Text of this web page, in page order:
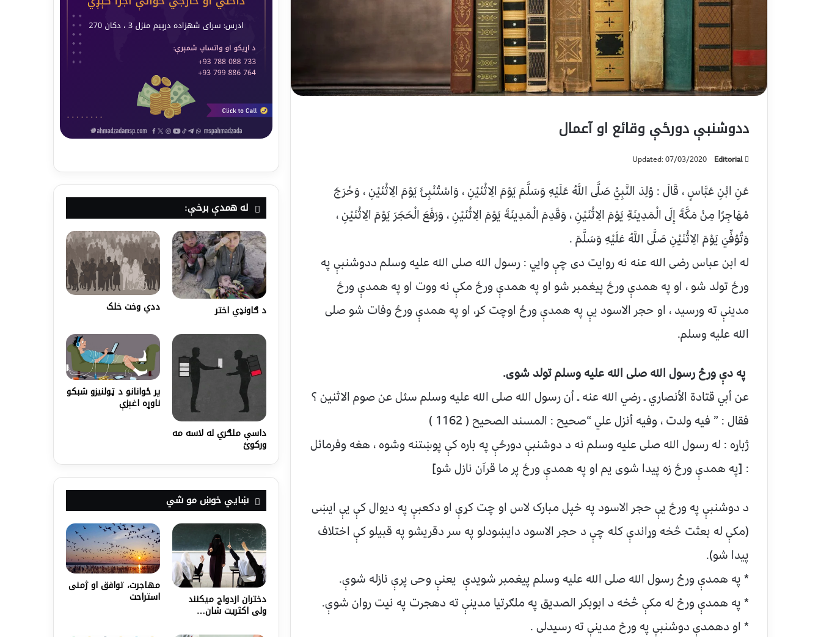
ددوشنبې دورځې وقائع او آعمال
Editorial
Updated: 07/03/2020
عَنِ ابْنِ عَبَّاسٍ ، قَالَ : وُلِدَ النَّبِيُّ صَلَّى اللَّهُ عَلَيْهِ وَسَلَّمَ يَوْمَ الِاثْنَيْنِ ، وَاسْتُنْبِئَ يَوْمَ الِاثْنَيْنِ ، وَخَرَجَ
مُهَاجِرًا مِنْ مَكَّةَ إِلَى الْمَدِينَةِ يَوْمَ الِاثْنَيْنِ ، وَقَدِمَ الْمَدِينَةَ يَوْمَ الِاثْنَيْنِ ، وَرَفَعَ الْحَجَرَ يَوْمَ الِاثْنَيْنِ ،
وَتُوُفِّيَ يَوْمَ الِاثْنَيْنِ صَلَّى اللَّهُ عَلَيْهِ وَسَلَّمَ .
له ابن عباس رضی الله عنه نه روایت دی چې وايي : رسول الله صلی الله علیه وسلم ددوشنبې په
ورځ تولد شو ، او په همدې ورځ پیغمبر شو او په همدې ورځ مکې نه ووت او په همدې ورځ
مدینې ته ورسید ، او حجر الاسود یې په همدې ورځ اوچت کړ، او په همدې ورځ وفات شو صلی
الله علیه وسلم.
په دې ورځ رسول الله صلی الله علیه وسلم تولد شوی.
عن أبي قتادة الأنصاري ـ رضي الله عنه ـ أن رسول الله صلی الله علیه وسلم سئل عن صوم الاثنين ؟
فقال : ” فيه ولدت ، وفيه أنزل علي “صحيح : المسند الصحيح ( 1162 )
ژباړه : له رسول الله صلی علیه وسلم نه د دوشنبې دورځې په باره کې پوښتنه وشوه ، هغه وفرمائل
: [په همدې ورځ زه پیدا شوی یم او په همدې ورځ پر ما قرآن نازل شو]
د دوشنبې په ورځ یې حجر الاسود په خپل مبارک لاس او چت کړې او دکعبې په دیوال کې یې ایښی
(مکې له بعثت څخه وړاندې کله چې د حجر الاسود دایښودلو په سر دقریشو په قبیلو کې اختلاف
پیدا شو).
* په همدې ورځ رسول الله صلی الله علیه وسلم پیغمبر شويدې یعنې وحی پرې نازله شوې.
* په همدې ورځ له مکې څخه د ابوبکر الصدیق په ملګرتیا مدینې ته دهجرت په نیت روان شوې.
* او دهمدې دوشنبې په ورځ مدینې ته رسیدلی .
له همدې برخې:
د ګاونډي اختر ددي وخت خلک
داسې ملګري له لاسه مه
ورکوئ
پر ځوانانو د ټولنيزو شبکو
ناوړه اغېزې
ښايي خوښ مو شي
دختران ازدواج میکنند
ولی اکثریت‌ شان…
مهاجرت، توافق او ژمنی
استراحت